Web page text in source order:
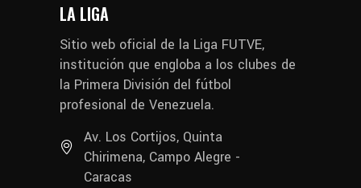
LA LIGA
Sitio web oficial de la Liga FUTVE,
institución que engloba a los clubes de
la Primera División del fútbol
profesional de Venezuela.
Av. Los Cortijos, Quinta
Chirimena, Campo Alegre -
Caracas